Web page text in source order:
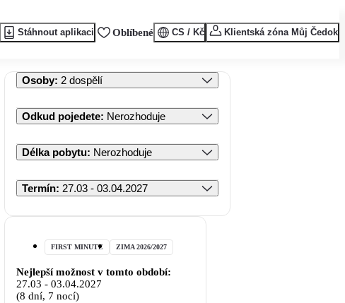
Stáhnout aplikaci Oblíbené CS / Kč Klientská zóna Můj Čedok
Osoby: 2 dospělí
Odkud pojedete: Nerozhoduje
Délka pobytu: Nerozhoduje
Termín: 27.03 - 03.04.2027
FIRST MINUTE ZIMA 2026/2027
Nejlepší možnost v tomto období:
27.03 - 03.04.2027
(8 dní, 7 nocí)